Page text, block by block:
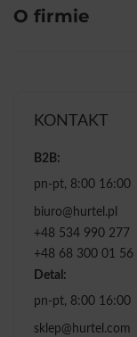
O firmie
KONTAKT
B2B:
pn-pt, 8:00 16:00
biuro@hurtel.pl
+48 534 990 277
+48 68 300 01 56
Detal:
pn-pt, 8:00 16:00
sklep@hurtel.com